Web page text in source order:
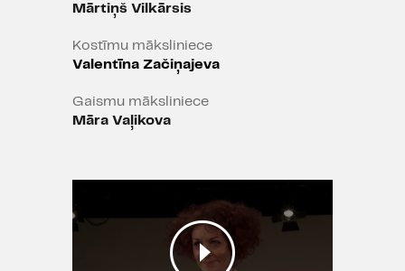
Mārtiņš Vilkārsis
Kostīmu māksliniece
Valentīna Začiņajeva
Gaismu māksliniece
Māra Vaļikova